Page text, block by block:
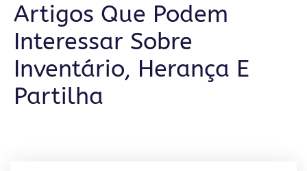
Artigos Que Podem
Interessar Sobre
Inventário, Herança E
Partilha